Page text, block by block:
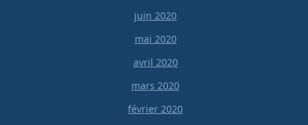
juin 2020
mai 2020
avril 2020
mars 2020
février 2020